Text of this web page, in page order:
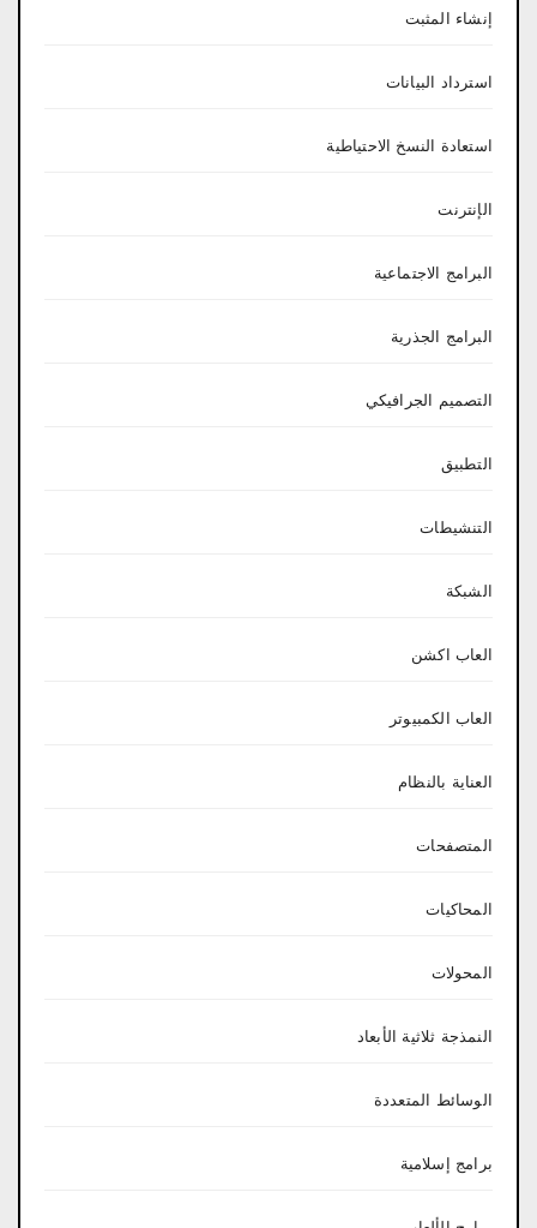
إنشاء المثبت
استرداد البيانات
استعادة النسخ الاحتياطية
الإنترنت
البرامج الاجتماعية
البرامج الجذرية
التصميم الجرافيكي
التطبيق
التنشيطات
الشبكة
العاب اكشن
العاب الكمبيوتر
العناية بالنظام
المتصفحات
المحاكيات
المحولات
النمذجة ثلاثية الأبعاد
الوسائط المتعددة
برامج إسلامية